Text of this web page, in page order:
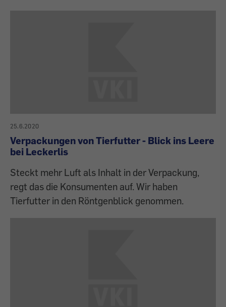
25.6.2020
Verpackungen von Tierfutter - Blick ins Leere
bei Leckerlis
Steckt mehr Luft als Inhalt in der Verpackung,
regt das die Konsumenten auf. Wir haben
Tierfutter in den Röntgenblick genommen.